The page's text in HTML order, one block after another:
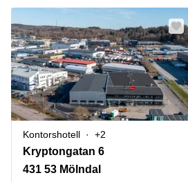
Kontorshotell
Coworking
space
Lagerlokaler
Industrilokaler
Butikslokaler
Verkstad
Mötesrum
Malmö
Uppsala
Norrköping
Östermalm
Skåne
Älvsjö
Stockholm
Hyra lokal
Stockholm
Kontorshotell
Göteborg
Coworking
Stockholm
Kontorshotell
Malmö
Coworking
Bli hyresvärd
Pris
Logga in
Kontorshotell +2
Kryptongatan 6
431 53 Mölndal